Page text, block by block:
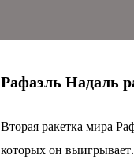
Рафаэль Надаль
Вторая ракетка мира
которых он